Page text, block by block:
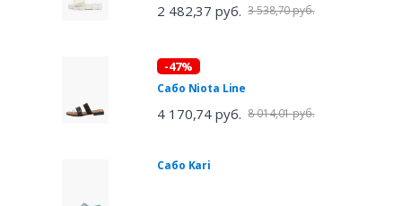
2 482,37 руб. 3 538,70 руб.
-47%
Сабо Niota Line
4 170,74 руб. 8 014,01 руб.
Сабо Kari